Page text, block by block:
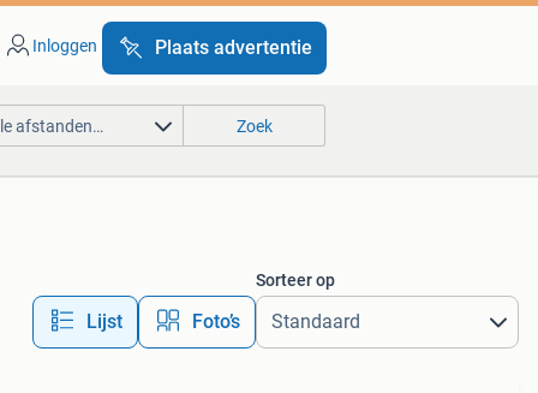
Inloggen Plaats advertentie
afstanden… Zoek
Lijst Foto’s
Sorteer op